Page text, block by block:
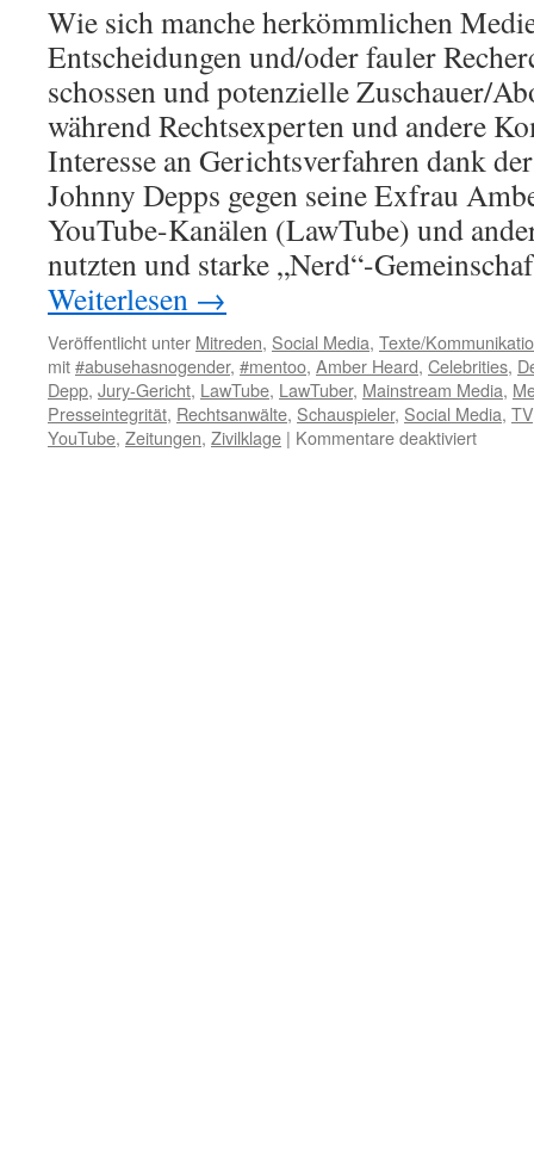
Wie sich manche herkömmlichen
Entscheidungen und/oder fauler
schossen und potenzielle Zuschauer/
während Rechtsexperten und andere
Interesse an Gerichtsverfahren dank
Johnny Depps gegen seine Exfrau
YouTube-Kanälen (LawTube) und
nutzten und starke „Nerd“-
Weiterlesen →
Veröffentlicht unter Mitreden, Social Media, Texte/
mit#abusehasnogender, #mentoo, Amber Heard, Celebrities,
Depp, Jury-Gericht, LawTube, LawTuber, Mainstream Media,
Presseintegrität, Rechtsanwälte, Schauspieler, Social Media, TV
YouTube, Zeitungen, Zivilklage | Kommentare deaktiviert